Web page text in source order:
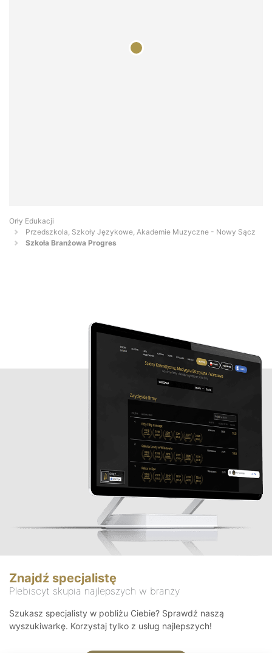
Orły Edukacji
Przedszkola, Szkoły Językowe, Akademie Muzyczne - Nowy Sącz
Szkoła Branżowa Progres
Znajdź specjalistę
Plebiscyt skupia najlepszych w branży
Szukasz specjalisty w pobliżu Ciebie? Sprawdź naszą
wyszukiwarkę. Korzystaj tylko z usług najlepszych!